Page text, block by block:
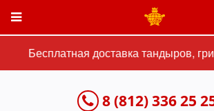
Бесплатная доставка тандыров,
8 (812) 336 25